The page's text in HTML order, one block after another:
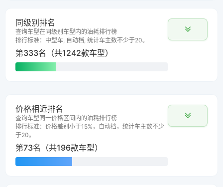
同级别排名
查询车型在同级别车型内的油耗排行榜
排行标准：中型车, 自动档, 统计车主数不少于20。
第333名（共1242款车型）
价格相近排名
查询车型同一价格区间内的油耗排行榜
排行标准：价格差别小于15%，自动档，统计车主数不少
于20。
第73名（共196款车型）